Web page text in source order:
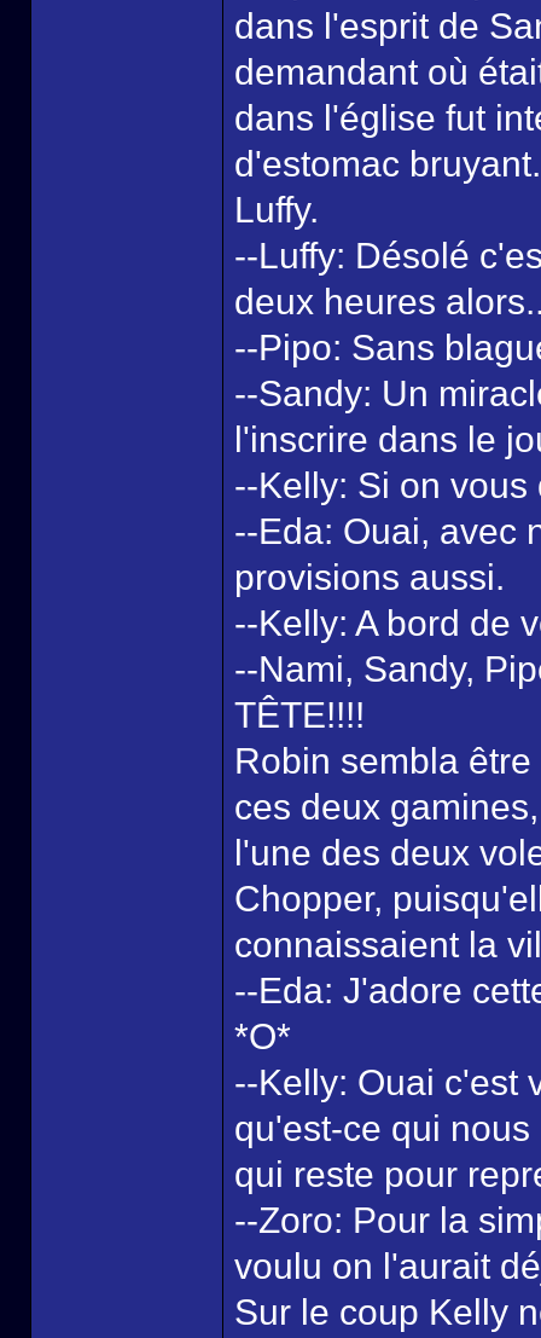
dans l'esprit de
demandant où
dans l'église fut
d'estomac
Luffy.
--Luffy: Désolé
deux heures
--Pipo: Sans
--Sandy: Un
l'inscrire dans le
--Kelly: Si on
--Eda: Ouai, avec
provisions aussi.
--Kelly: A bord de
--Nami, Sandy,
TÊTE!!!!
Robin sembla
ces deux
l'une des deux
Chopper,
connaissaient la
--Eda: J'adore
*O*
--Kelly: Ouai c'est
qu'est-ce qui
qui reste pour
--Zoro: Pour la
voulu on l'aurait
Sur le coup Kelly